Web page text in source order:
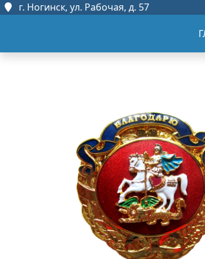
г. Ногинск, ул. Рабочая, д. 57